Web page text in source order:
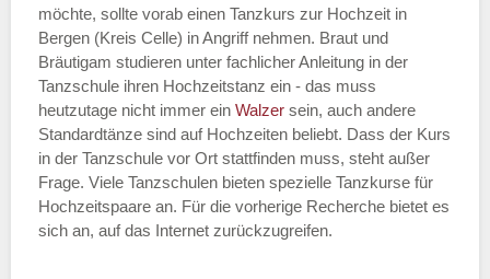
ÖFFNUNGSZEITEN HINZUFÜGEN
Dienstag
—
ÖFFNUNGSZEITEN HINZUFÜGEN
möchte, sollte vorab einen Tanzkurs zur Hochzeit in
Bergen (Kreis Celle) in Angriff nehmen. Braut und
Bräutigam studieren unter fachlicher Anleitung in der
Tanzschule ihren Hochzeitstanz ein - das muss
heutzutage nicht immer ein Walzer sein, auch andere
Standardtänze sind auf Hochzeiten beliebt. Dass der Kurs
in der Tanzschule vor Ort stattfinden muss, steht außer
Frage. Viele Tanzschulen bieten spezielle Tanzkurse für
Hochzeitspaare an. Für die vorherige Recherche bietet es
sich an, auf das Internet zurückzugreifen.